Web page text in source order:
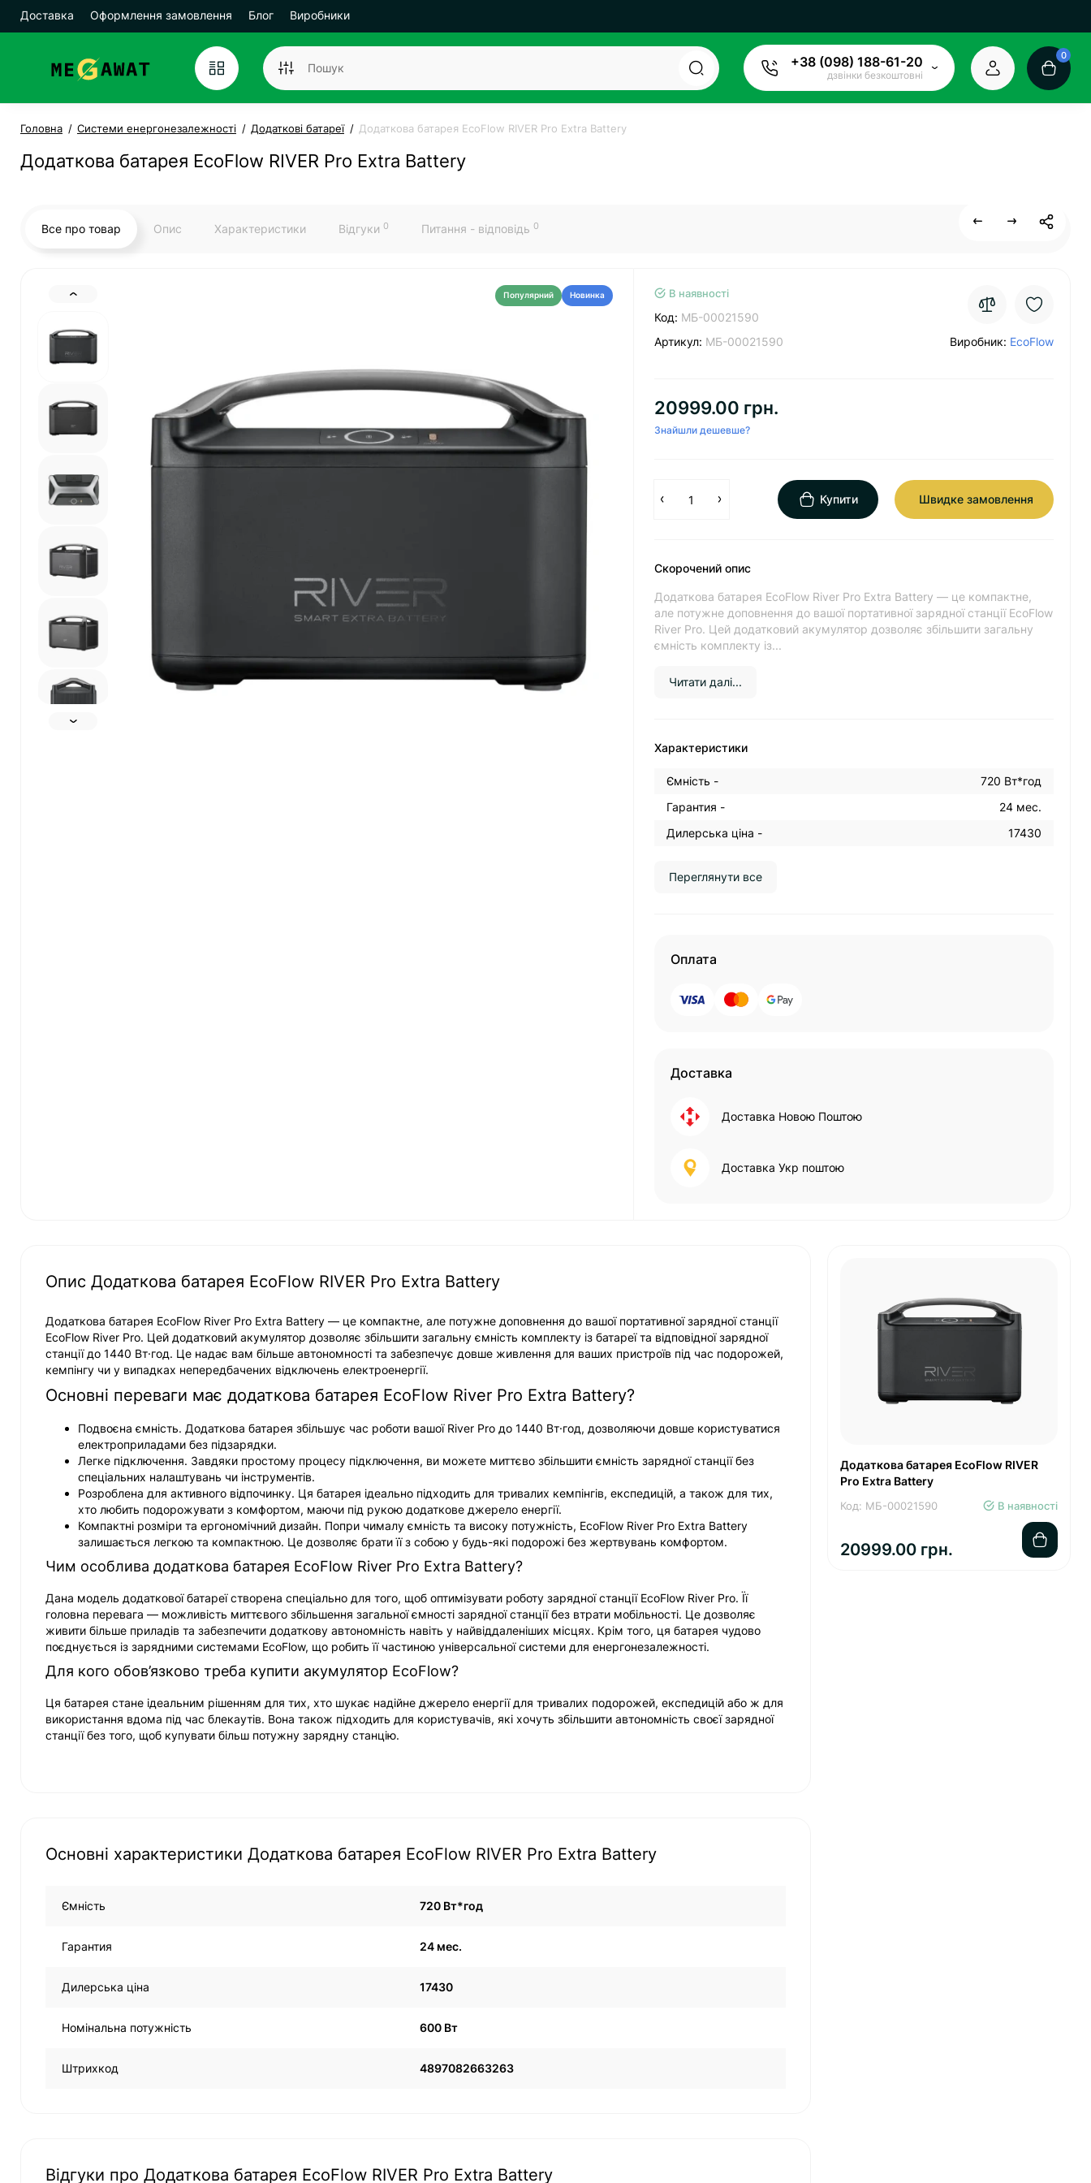
Доставка Оформлення замовлення Блог Виробники
+38 (098) 188-61-20
дзвінки безкоштовні
0
Головна Системи енергонезалежності Додаткові батареї Додаткова батарея EcoFlow RIVER Pro Extra Battery
Додаткова батарея EcoFlow RIVER Pro Extra Battery
Все про товар Опис Характеристики Відгуки 0 Питання - відповідь 0
Популярний Новинка В наявності
Код: МБ-00021590
Артикул: МБ-00021590 Виробник: EcoFlow
20999.00 грн.
Знайшли дешевше?
Купити Швидке замовлення
Скорочений опис
Додаткова батарея EcoFlow River Pro Extra Battery — це компактне,
але потужне доповнення до вашої портативної зарядної станції EcoFlow
River Pro. Цей додатковий акумулятор дозволяє збільшити загальну
ємність комплекту із...
Читати далі...
Характеристики
Ємність -
720 Вт*год
Гарантия -
24 мес.
Дилерська ціна -
17430
Переглянути все
Оплата
Доставка
Доставка Новою Поштою
Доставка Укр поштою
Опис Додаткова батарея EcoFlow RIVER Pro Extra Battery
Додаткова батарея EcoFlow River Pro Extra Battery — це компактне, але потужне доповнення до вашої портативної зарядної станції
EcoFlow River Pro. Цей додатковий акумулятор дозволяє збільшити загальну ємність комплекту із батареї та відповідної зарядної
станції до 1440 Вт·год. Це надає вам більше автономності та забезпечує довше живлення для ваших пристроїв під час подорожей,
кемпінгу чи у випадках непередбачених відключень електроенергії.
Основні переваги має додаткова батарея EcoFlow River Pro Extra Battery?
Подвоєна ємність. Додаткова батарея збільшує час роботи вашої River Pro до 1440 Вт·год, дозволяючи довше користуватися
електроприладами без підзарядки.
Легке підключення. Завдяки простому процесу підключення, ви можете миттєво збільшити ємність зарядної станції без
спеціальних налаштувань чи інструментів.
Розроблена для активного відпочинку. Ця батарея ідеально підходить для тривалих кемпінгів, експедицій, а також для тих,
хто любить подорожувати з комфортом, маючи під рукою додаткове джерело енергії.
Компактні розміри та ергономічний дизайн. Попри чималу ємність та високу потужність, EcoFlow River Pro Extra Battery
залишається легкою та компактною. Це дозволяє брати її з собою у будь-які подорожі без жертвувань комфортом.
Чим особлива додаткова батарея EcoFlow River Pro Extra Battery?
Дана модель додаткової батареї створена спеціально для того, щоб оптимізувати роботу зарядної станції EcoFlow River Pro. Її
головна перевага — можливість миттєвого збільшення загальної ємності зарядної станції без втрати мобільності. Це дозволяє
живити більше приладів та забезпечити додаткову автономність навіть у найвіддаленіших місцях. Крім того, ця батарея чудово
поєднується із зарядними системами EcoFlow, що робить її частиною універсальної системи для енергонезалежності.
Для кого обов’язково треба купити акумулятор EcoFlow?
Ця батарея стане ідеальним рішенням для тих, хто шукає надійне джерело енергії для тривалих подорожей, експедицій або ж для
використання вдома під час блекаутів. Вона також підходить для користувачів, які хочуть збільшити автономність своєї зарядної
станції без того, щоб купувати більш потужну зарядну станцію.
Основні характеристики Додаткова батарея EcoFlow RIVER Pro Extra Battery
Ємність 720 Вт*год
Гарантия 24 мес.
Дилерська ціна 17430
Номінальна потужність 600 Вт
Штрихкод 4897082663263
Відгуки про Додаткова батарея EcoFlow RIVER Pro Extra Battery
Додаткова батарея EcoFlow RIVER
Pro Extra Battery
Код: МБ-00021590 В наявності
20999.00 грн.